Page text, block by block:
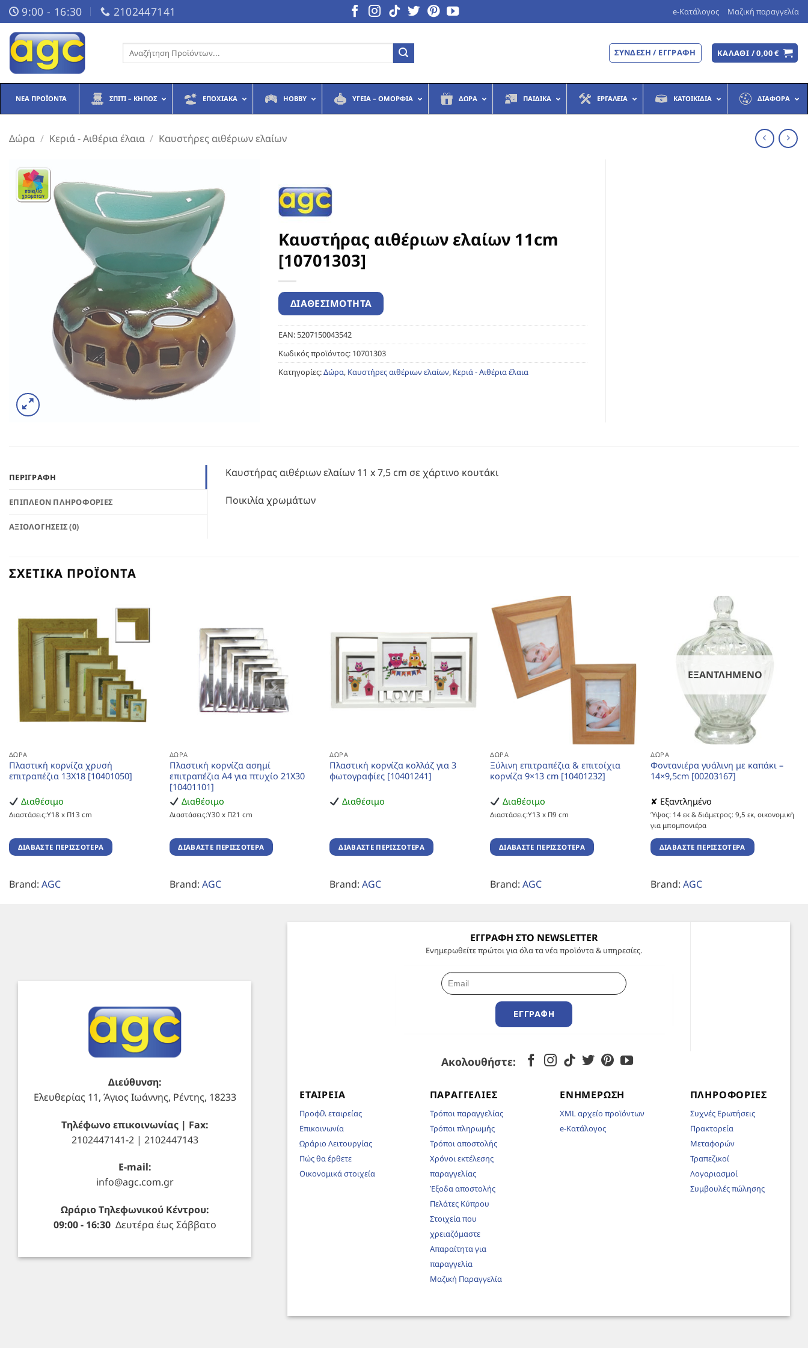
Μετάβαση
στο
περιεχόμενο
9:00 - 16:30 2102447141 e-Κατάλογος Μαζική παραγγελία
Αναζήτηση
ΣΎΝΔΕΣΗ / ΕΓΓΡΑΦΉ ΚΑΛΆΘΙ /0,00€
ΝΈΑ ΠΡΟΪΌΝΤΑ ΣΠΊΤΙ – ΚΉΠΟΣ ΕΠΟΧΙΑΚΆ HOBBY ΥΓΕΙΆ – ΟΜΟΡΦΙΆ ΔΏΡΑ ΠΑΙΔΙΚΆ ΕΡΓΑΛΕΊΑ ΚΑΤΟΙΚΊΔΙΑ ΔΙΆΦΟΡΑ
Δώρα / Κεριά - Αιθέρια έλαια / Καυστήρες αιθέριων ελαίων
Καυστήρας αιθέριων ελαίων 11cm
[10701303]
EAN: 5207150043542
Κωδικός προϊόντος: 10701303
Κατηγορίες:Δώρα, Καυστήρες αιθέριων ελαίων, Κεριά - Αιθέρια έλαια
ΠΕΡΙΓΡΑΦΉ
ΕΠΙΠΛΈΟΝ ΠΛΗΡΟΦΟΡΊΕΣ
ΑΞΙΟΛΟΓΉΣΕΙΣ (0)
Καυστήρας αιθέριων ελαίων 11 x 7,5 cm σε χάρτινο κουτάκι
Ποικιλία χρωμάτων
ΣΧΕΤΙΚΆ ΠΡΟΪΌΝΤΑ
ΔΏΡΑ
Πλαστική κορνίζα χρυσή
επιτραπέζια 13Χ18 [10401050]
Διαθέσιμο
Διαστάσεις:Υ18 x Π13 cm
ΔΙΑΒΆΣΤΕ ΠΕΡΙΣΣΌΤΕΡΑ
Brand: AGC
ΔΏΡΑ
Πλαστική κορνίζα ασημί
επιτραπέζια Α4 για πτυχίο 21Χ30
[10401101]
Διαθέσιμο
Διαστάσεις:Υ30 x Π21 cm
ΔΙΑΒΆΣΤΕ ΠΕΡΙΣΣΌΤΕΡΑ
Brand: AGC
ΔΏΡΑ
Πλαστική κορνίζα κολλάζ για 3
φωτογραφίες [10401241]
Διαθέσιμο
ΔΙΑΒΆΣΤΕ ΠΕΡΙΣΣΌΤΕΡΑ
Brand:AGC
ΔΏΡΑ
Ξύλινη επιτραπέζια & επιτοίχια
κορνίζα 9×13 cm [10401232]
Διαθέσιμο
Διαστάσεις:Υ13 x Π9 cm
ΔΙΑΒΆΣΤΕ ΠΕΡΙΣΣΌΤΕΡΑ
Brand:AGC
ΕΞΑΝΤΛΗΜΈΝΟ
ΔΏΡΑ
Φοντανιέρα γυάλινη με καπάκι –
14×9,5cm [00203167]
✘ Εξαντλημένο
Ύψος: 14 εκ & διάμετρος: 9,5 εκ, οικονομική
για μπομπονιέρα
ΔΙΑΒΆΣΤΕ ΠΕΡΙΣΣΌΤΕΡΑ
Brand: AGC
Διεύθυνση:
Ελευθερίας 11, Άγιος Ιωάννης, Ρέντης, 18233
Τηλέφωνο επικοινωνίας | Fax:
2102447141-2 | 2102447143
E-mail:
info@agc.com.gr
Ωράριο Τηλεφωνικού Κέντρου:
09:00 - 16:30Δευτέρα έως Σάββατο
ΕΓΓΡΑΦΗ ΣΤΟ NEWSLETTER
Ενημερωθείτε πρώτοι για όλα τα νέα προϊόντα & υπηρεσίες.
ΕΓΓΡΑΦΉ
Ακολουθήστε:
ΕΤΑΙΡΕΊΑ
Προφίλ εταιρείας
Επικοινωνία
Ωράριο Λειτουργίας
Πώς θα έρθετε
Οικονομικά στοιχεία
ΠΑΡΑΓΓΕΛΊΕΣ
Τρόποι παραγγελίας
Τρόποι πληρωμής
Τρόποι αποστολής
Χρόνοι εκτέλεσης
παραγγελίας
Έξοδα αποστολής
Πελάτες Κύπρου
Στοιχεία που
χρειαζόμαστε
Απαραίτητα για
παραγγελία
Μαζική Παραγγελία
ΕΝΗΜΈΡΩΣΗ
XML αρχείο προϊόντων
e-Κατάλογος
ΠΛΗΡΟΦΟΡΊΕΣ
Συχνές Ερωτήσεις
Πρακτορεία
Μεταφορών
Τραπεζικοί
Λογαριασμοί
Συμβουλές πώλησης